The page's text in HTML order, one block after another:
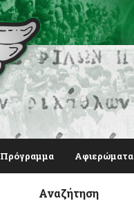
Πρόγραμμα Αφιερώματα
Αναζήτηση